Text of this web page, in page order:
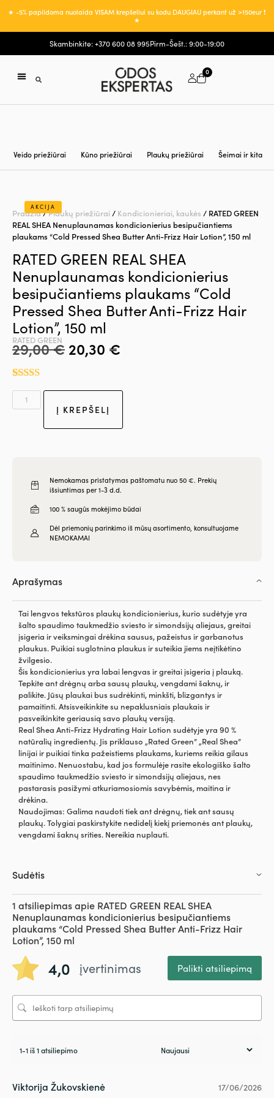
★ -5% papildoma nuolaida VISAM krepšeliui su kodu DAUGIAU perkant už >150eur ❗
★
Skambinkite: +370 600 08 995Pirm-Šešt.: 9:00-19:00
0
Veido priežiūrai Kūno priežiūrai Plaukų priežiūrai Šeimai ir kita
AKCIJA
Pradžia/Plaukų priežiūrai / Kondicionieriai, kaukės / RATED GREEN
REAL SHEA Nenuplaunamas kondicionierius besipučiantiems
plaukams “Cold Pressed Shea Butter Anti-Frizz Hair Lotion”, 150 ml
RATED GREEN REAL SHEA
Nenuplaunamas kondicionierius
besipučiantiems plaukams “Cold
Pressed Shea Butter Anti-Frizz Hair
Lotion”, 150 ml
RATED GREEN
29,00€ 20,30 €
Įvertinimas:
4.00
(viso
įvertinimų:
1
Į KREPŠELĮ
Nemokamas pristatymas paštomatu nuo 50 €. Prekių
išsiuntimas per 1-3 d.d.
100 % saugūs mokėjimo būdai
Dėl priemonių parinkimo iš mūsų asortimento, konsultuojame
NEMOKAMAI
Aprašymas
Tai lengvos tekstūros plaukų kondicionierius, kurio sudėtyje yra
šalto spaudimo taukmedžio sviesto ir simondsijų aliejaus, greitai
įsigeria ir veiksmingai drėkina sausus, pažeistus ir garbanotus
plaukus. Puikiai suglotnina plaukus ir suteikia jiems neįtikėtino
žvilgesio.
Šis kondicionierius yra labai lengvas ir greitai įsigeria į plauką.
Tepkite ant drėgnų arba sausų plaukų, vengdami šaknų, ir
palikite. Jūsų plaukai bus sudrėkinti, minkšti, blizgantys ir
pamaitinti. Atsisveikinkite su nepaklusniais plaukais ir
pasveikinkite geriausią savo plaukų versiją.
Real Shea Anti-Frizz Hydrating Hair Lotion sudėtyje yra 90 %
natūralių ingredientų. Jis priklauso „Rated Green” „Real Shea”
linijai ir puikiai tinka pažeistiems plaukams, kuriems reikia gilaus
maitinimo. Nenuostabu, kad jos formulėje rasite ekologiško šalto
spaudimo taukmedžio sviesto ir simondsijų aliejaus, nes
pastarasis pasižymi atkuriamosiomis savybėmis, maitina ir
drėkina.
Naudojimas: Galima naudoti tiek ant drėgnų, tiek ant sausų
plaukų. Tolygiai paskirstykite nedidelį kiekį priemonės ant plaukų,
vengdami šaknų srities. Nereikia nuplauti.
Sudėtis
1 atsiliepimas apie RATED GREEN REAL SHEA
Nenuplaunamas kondicionierius besipučiantiems
plaukams “Cold Pressed Shea Butter Anti-Frizz Hair
Lotion”, 150 ml
4,0 įvertinimas Palikti atsiliepimą
1-1 iš 1 atsiliepimo
Viktorija Žukovskienė 17/06/2026